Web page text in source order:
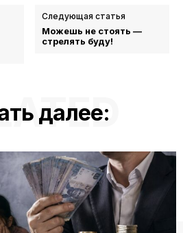
Следующая статья
Можешь не стоять —
стрелять буду!
далее: